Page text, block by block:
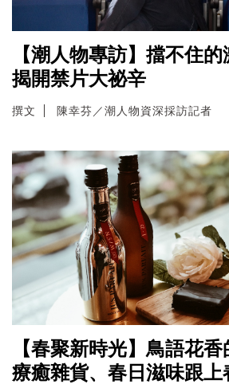
【潮人物專訪】擋不住
揭開禁片大祕辛
撰文 陳幸芬／潮人物資深採訪記者
【春聚新時光】鳥語花
療癒雜貨、春日滋味跟上